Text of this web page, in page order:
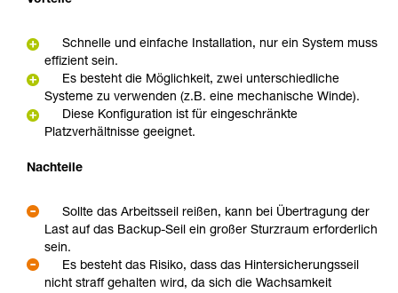
Schnelle und einfache Installation, nur ein System muss
effizient sein.
Es besteht die Möglichkeit, zwei unterschiedliche
Systeme zu verwenden (z.B. eine mechanische Winde).
Diese Konfiguration ist für eingeschränkte
Platzverhältnisse geeignet.
Nachteile
Sollte das Arbeitsseil reißen, kann bei Übertragung der
Last auf das Backup-Seil ein großer Sturzraum erforderlich
sein.
Es besteht das Risiko, dass das Hintersicherungsseil
nicht straff gehalten wird, da sich die Wachsamkeit